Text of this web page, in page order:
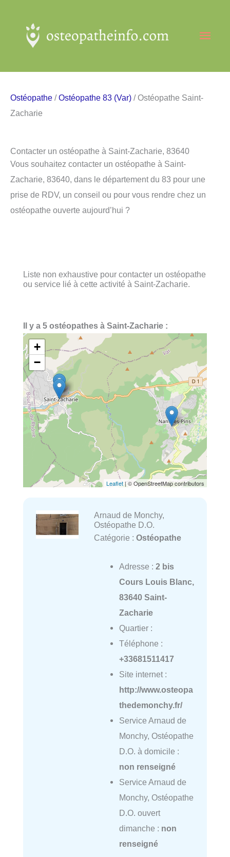
contenu
Ostéopathe /Ostéopathe 83 (Var) / Ostéopathe Saint-
Zacharie
Contacter un ostéopathe à Saint-Zacharie, 83640
Vous souhaitez contacter un ostéopathe à Saint-
Zacharie, 83640, dans le département du 83 pour une
prise de RDV, un conseil ou pour vous rendre chez un
ostéopathe ouverte aujourd’hui ?
Liste non exhaustive pour contacter un ostéopathe
ou service lié à cette activité à Saint-Zacharie.
Il y a 5 ostéopathes à Saint-Zacharie :
+
−
Leaflet | © OpenStreetMap contributors
Arnaud de Monchy,
Ostéopathe D.O.
Catégorie : Ostéopathe
Adresse : 2 bis
Cours Louis Blanc,
83640 Saint-
Zacharie
Quartier :
Téléphone :
+33681511417
Site internet :
http://www.osteopa
thedemonchy.fr/
Service Arnaud de
Monchy, Ostéopathe
D.O. à domicile :
non renseigné
Service Arnaud de
Monchy, Ostéopathe
D.O. ouvert
dimanche : non
renseigné